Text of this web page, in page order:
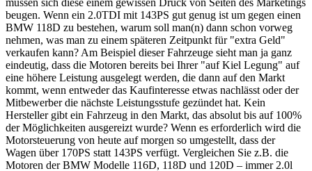
beugen. Wenn ein 2.0TDI mit 143PS gut genug ist um gegen einen
BMW 118D zu bestehen, warum soll man(n) dann schon vorweg
nehmen, was man zu einem späteren Zeitpunkt für "extra Geld"
verkaufen kann? Am Beispiel dieser Fahrzeuge sieht man ja ganz
eindeutig, dass die Motoren bereits bei Ihrer "auf Kiel Legung" auf
eine höhere Leistung ausgelegt werden, die dann auf den Markt
kommt, wenn entweder das Kaufinteresse etwas nachlässt oder der
Mitbewerber die nächste Leistungsstufe gezündet hat. Kein
Hersteller gibt ein Fahrzeug in den Markt, das absolut bis auf 100%
der Möglichkeiten ausgereizt wurde? Wenn es erforderlich wird die
Motorsteuerung von heute auf morgen so umgestellt, dass der
Wagen über 170PS statt 143PS verfügt. Vergleichen Sie z.B. die
Motoren der BMW Modelle 116D, 118D und 120D – immer 2.0l